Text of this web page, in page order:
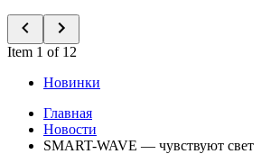
Item 1 of 12
Новинки
Главная
Новости
SMART-WAVE — чувствуют свет